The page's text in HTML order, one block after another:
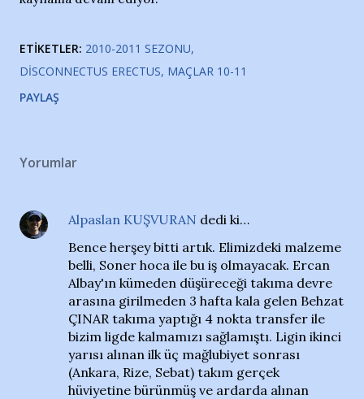
ETIKETLER: 2010-2011 SEZONU
DISCONNECTUS ERECTUS MAÇLAR 10-11
PAYLAŞ
Yorumlar
Alpaslan KUŞVURAN dedi ki…
Bence herşey bitti artık. Elimizdeki malzeme
belli, Soner hoca ile bu iş olmayacak. Ercan
Albay'ın kümeden düşüreceği takıma devre
arasına girilmeden 3 hafta kala gelen Behzat
ÇINAR takıma yaptığı 4 nokta transfer ile
bizim ligde kalmamızı sağlamıştı. Ligin ikinci
yarısı alınan ilk üç mağlubiyet sonrası
(Ankara, Rize, Sebat) takım gerçek
hüviyetine bürünmüş ve ardarda alınan